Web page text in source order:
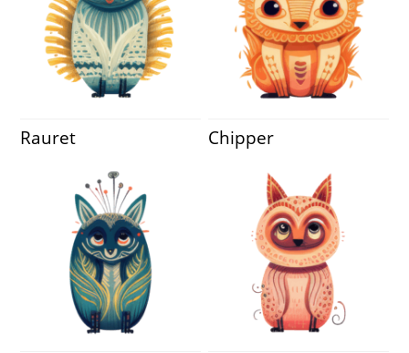
Rauret Chipper